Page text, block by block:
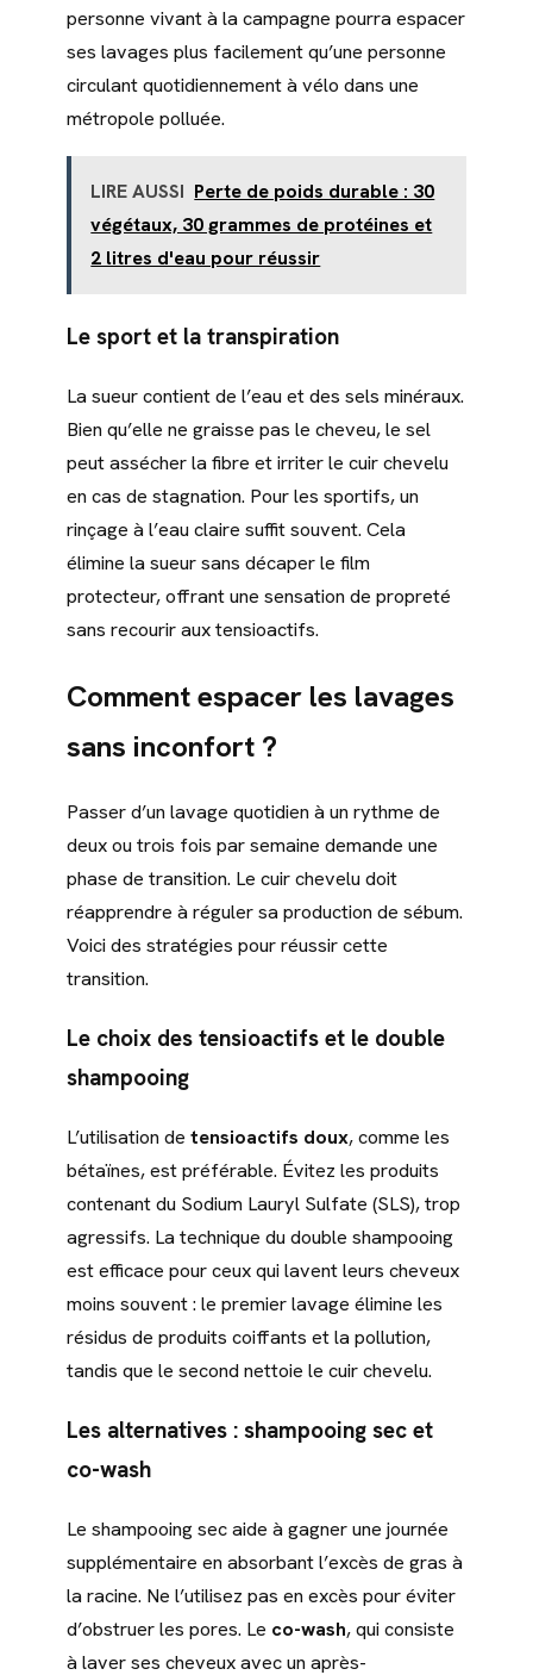
personne vivant à la campagne pourra espacer
ses lavages plus facilement qu’une personne
circulant quotidiennement à vélo dans une
métropole polluée.
LIRE AUSSI Perte de poids durable : 30
végétaux, 30 grammes de protéines et
2 litres d'eau pour réussir
Le sport et la transpiration
La sueur contient de l’eau et des sels minéraux.
Bien qu’elle ne graisse pas le cheveu, le sel
peut assécher la fibre et irriter le cuir chevelu
en cas de stagnation. Pour les sportifs, un
rinçage à l’eau claire suffit souvent. Cela
élimine la sueur sans décaper le film
protecteur, offrant une sensation de propreté
sans recourir aux tensioactifs.
Comment espacer les lavages
sans inconfort ?
Passer d’un lavage quotidien à un rythme de
deux ou trois fois par semaine demande une
phase de transition. Le cuir chevelu doit
réapprendre à réguler sa production de sébum.
Voici des stratégies pour réussir cette
transition.
Le choix des tensioactifs et le double
shampooing
L’utilisation de tensioactifs doux, comme les
bétaïnes, est préférable. Évitez les produits
contenant du Sodium Lauryl Sulfate (SLS), trop
agressifs. La technique du double shampooing
est efficace pour ceux qui lavent leurs cheveux
moins souvent : le premier lavage élimine les
résidus de produits coiffants et la pollution,
tandis que le second nettoie le cuir chevelu.
Les alternatives : shampooing sec et
co-wash
Le shampooing sec aide à gagner une journée
supplémentaire en absorbant l’excès de gras à
la racine. Ne l’utilisez pas en excès pour éviter
d’obstruer les pores. Le co-wash, qui consiste
à laver ses cheveux avec un après-